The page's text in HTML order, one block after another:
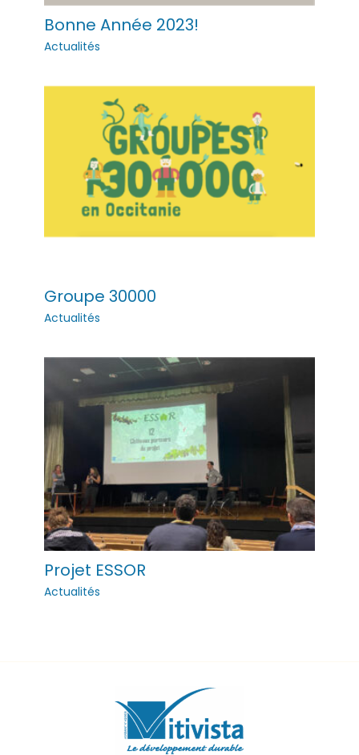
Bonne Année 2023!
Actualités
Groupe 30000
Actualités
Projet ESSOR
Actualités